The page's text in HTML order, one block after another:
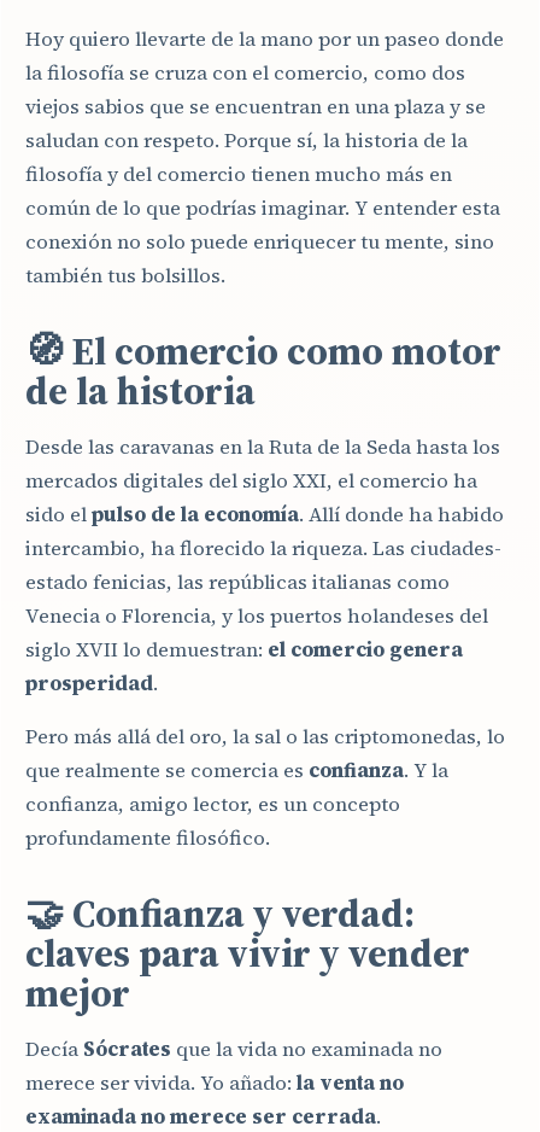
Hoy quiero llevarte de la mano por un paseo donde
la filosofía se cruza con el comercio, como dos
viejos sabios que se encuentran en una plaza y se
saludan con respeto. Porque sí, la historia de la
filosofía y del comercio tienen mucho más en
común de lo que podrías imaginar. Y entender esta
conexión no solo puede enriquecer tu mente, sino
también tus bolsillos.
🧭 El comercio como motor
de la historia
Desde las caravanas en la Ruta de la Seda hasta los
mercados digitales del siglo XXI, el comercio ha
sido elpulso de la economía. Allí donde ha habido
intercambio, ha florecido la riqueza. Las ciudades-
estado fenicias, las repúblicas italianas como
Venecia o Florencia, y los puertos holandeses del
siglo XVII lo demuestran: el comercio genera
prosperidad.
Pero más allá del oro, la sal o las criptomonedas, lo
que realmente se comercia es confianza. Y la
confianza, amigo lector, es un concepto
profundamente filosófico.
🤝 Confianza y verdad:
claves para vivir y vender
mejor
Decía Sócrates que la vida no examinada no
merece ser vivida. Yo añado: la venta no
examinada no merece ser cerrada.